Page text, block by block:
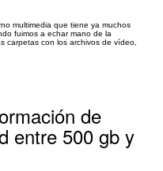
multimedia que tiene ya muchos
fuimos a echar mano de la
carpetas con los archivos de vídeo,
de
entre 500 gb y